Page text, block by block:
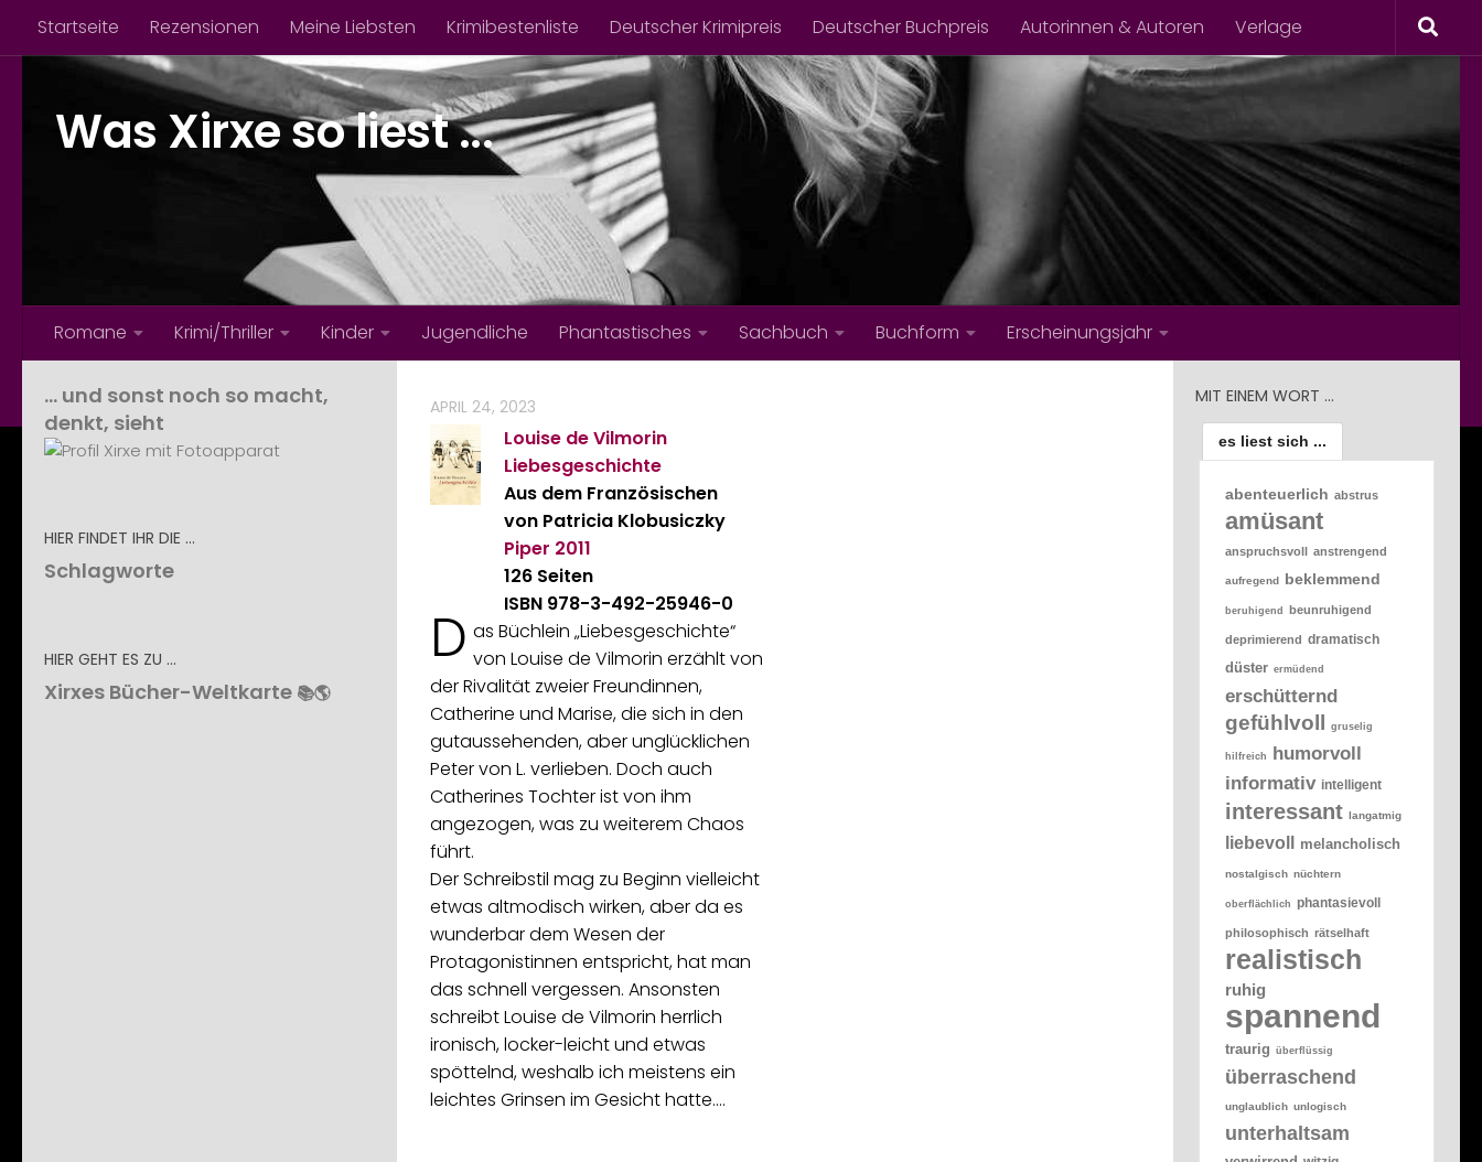
Zum Inhalt springen
Startseite Rezensionen Meine Liebsten Krimibestenliste Deutscher Krimipreis Deutscher Buchpreis Autorinnen & Autoren Verlage
Was Xirxe so liest ...
Romane Krimi/Thriller Kinder Jugendliche Phantastisches Sachbuch Buchform Erscheinungsjahr
APRIL 24, 2023
Louise de Vilmorin
Liebesgeschichte
Aus dem Französischen
von Patricia Klobusiczky
Piper 2011
126 Seiten
ISBN 978-3-492-25946-0
D as Büchlein „Liebesgeschichte“
von Louise de Vilmorin erzählt von
der Rivalität zweier Freundinnen,
Catherine und Marise, die sich in den
gutaussehenden, aber unglücklichen
Peter von L. verlieben. Doch auch
Catherines Tochter ist von ihm
angezogen, was zu weiterem Chaos
führt.
Der Schreibstil mag zu Beginn vielleicht
etwas altmodisch wirken, aber da es
wunderbar dem Wesen der
Protagonistinnen entspricht, hat man
das schnell vergessen. Ansonsten
schreibt Louise de Vilmorin herrlich
ironisch, locker-leicht und etwas
spöttelnd, weshalb ich meistens ein
leichtes Grinsen im Gesicht hatte.…
… und sonst noch so macht,
denkt, sieht
HIER FINDET IHR DIE …
Schlagworte
HIER GEHT ES ZU …
Xirxes Bücher-Weltkarte 📚🌎
MIT EINEM WORT …
es liest sich ...
abenteuerlich abstrus
amüsant
anspruchsvoll anstrengend
aufregend beklemmend
beruhigend beunruhigend
deprimierend dramatisch
düster ermüdend
erschütternd
gefühlvoll gruselig
hilfreich
humorvoll
informativ intelligent
interessant langatmig
liebevoll melancholisch
nostalgisch nüchtern
oberflächlich phantasievoll
philosophisch rätselhaft
realistisch
ruhig
spannend
traurig überflüssig
überraschend
unglaublich unlogisch
unterhaltsam